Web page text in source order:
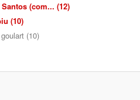
(com... (12)
(10)
(10)